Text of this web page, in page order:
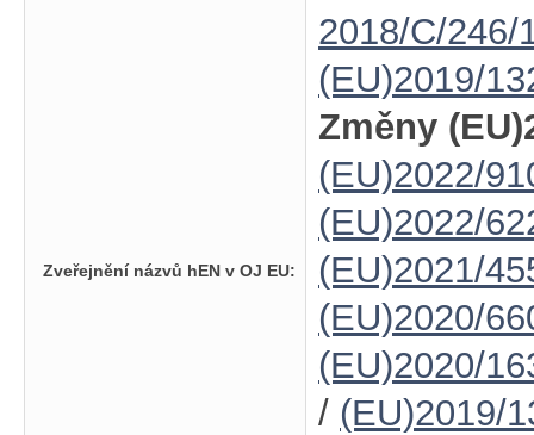
Zveřejnění názvů hEN v OJ EU:
2018/C/246/
(EU)2019/
Změny
(EU)2022/
(EU)2022/
(EU)2021/
(EU)2020/
(EU)2020/
/ (EU)2019/